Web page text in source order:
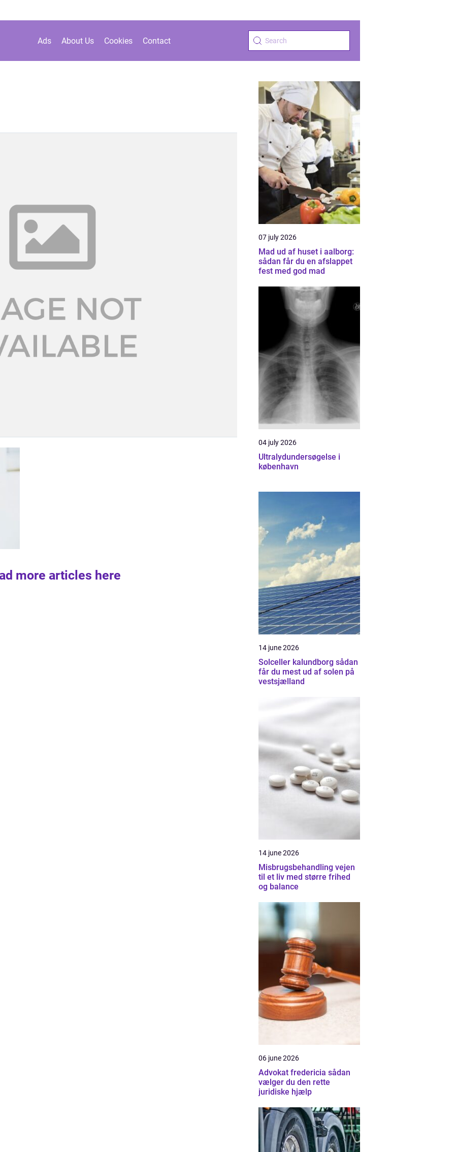
Ads About Us Cookies Contact
more articles here
07 july 2026
Mad ud af huset i aalborg:
sådan får du en afslappet
fest med god mad
04 july 2026
Ultralydundersøgelse i
københavn
14 june 2026
Solceller kalundborg sådan
får du mest ud af solen på
vestsjælland
14 june 2026
Misbrugsbehandling vejen
til et liv med større frihed
og balance
06 june 2026
Advokat fredericia sådan
vælger du den rette
juridiske hjælp